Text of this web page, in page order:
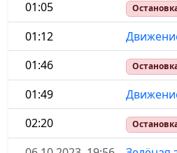
01:05
01:12
01:46
01:49
02:20